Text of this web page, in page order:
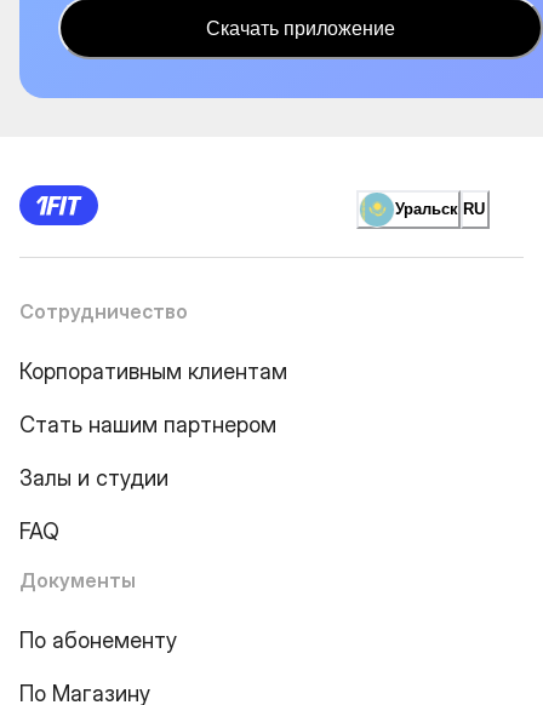
Скачать приложение
Уральск RU
Сотрудничество
Корпоративным клиентам
Стать нашим партнером
Залы и студии
FAQ
Документы
По абонементу
По Магазину